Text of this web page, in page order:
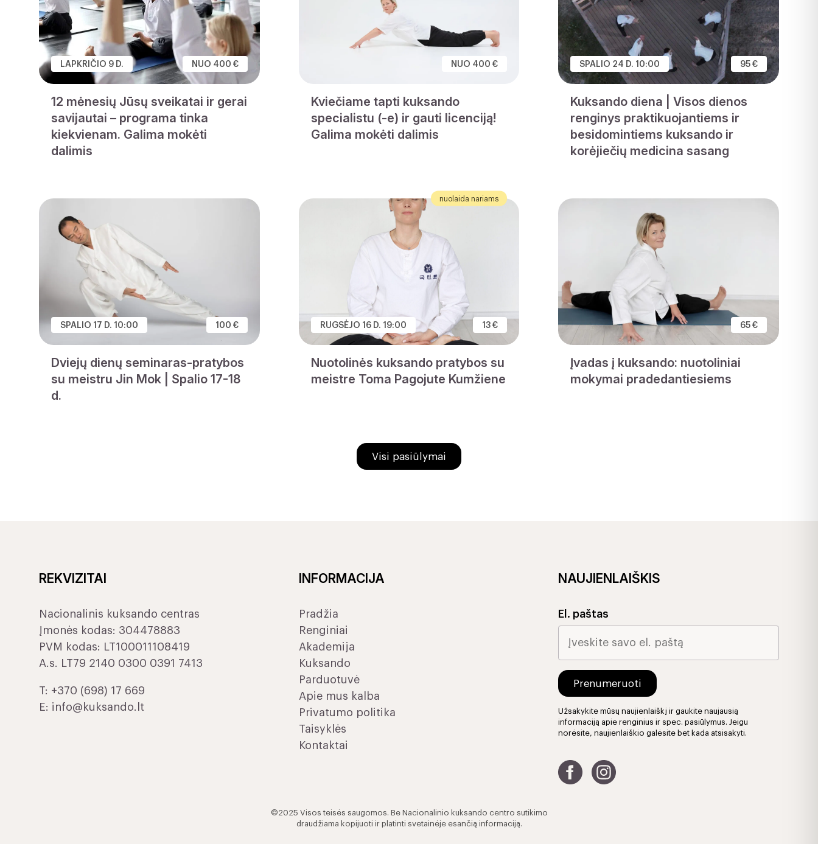
LAPKRIČIO 9 D. NUO 400 €
12 mėnesių Jūsų sveikatai ir gerai
savijautai – programa tinka
kiekvienam. Galima mokėti
dalimis
NUO 400 €
Kviečiame tapti kuksando
specialistu (-e) ir gauti licenciją!
Galima mokėti dalimis
SPALIO 24 D. 10:00 95 €
Kuksando diena | Visos dienos
renginys praktikuojantiems ir
besidomintiems kuksando ir
korėjiečių medicina sasang
SPALIO 17 D. 10:00 100 €
Dviejų dienų seminaras-pratybos
su meistru Jin Mok | Spalio 17-18
d.
nuolaida nariams
RUGSĖJO 16 D. 19:00 13 €
Nuotolinės kuksando pratybos su
meistre Toma Pagojute Kumžiene
65 €
Įvadas į kuksando: nuotoliniai
mokymai pradedantiesiems
Visi pasiūlymai
REKVIZITAI
Nacionalinis kuksando centras
Įmonės kodas: 304478883
PVM kodas: LT100011108419
A.s. LT79 2140 0300 0391 7413
T: +370 (698) 17 669
E: info@kuksando.lt
INFORMACIJA
Pradžia
Renginiai
Akademija
Kuksando
Parduotuvė
Apie mus kalba
Privatumo politika
Taisyklės
Kontaktai
NAUJIENLAIŠKIS
El. paštas
Užsakykite mūsų naujienlaiškį ir gaukite naujausią
informaciją apie renginius ir spec. pasiūlymus. Jeigu
norėsite, naujienlaiškio galėsite bet kada atsisakyti.
©2025 Visos teisės saugomos. Be Nacionalinio kuksando centro sutikimo
draudžiama kopijuoti ir platinti svetainėje esančią informaciją.